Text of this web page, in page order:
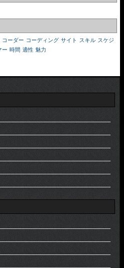
コーダー コーディング サイト スキル スケジ
ー 時間 適性 魅力